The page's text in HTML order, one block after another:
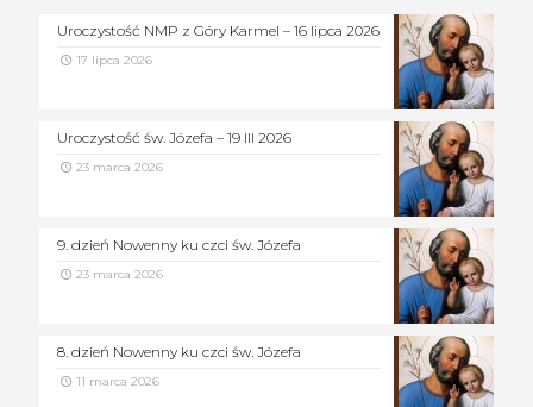
Uroczystość NMP z Góry Karmel – 16 lipca 2026
17 lipca 2026
Uroczystość św. Józefa – 19 III 2026
23 marca 2026
9. dzień Nowenny ku czci św. Józefa
23 marca 2026
8. dzień Nowenny ku czci św. Józefa
11 marca 2026